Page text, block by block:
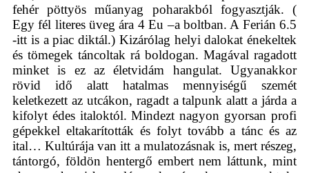
fehér pöttyös műanyag poharakból fogyasztják. (
Egy fél literes üveg ára 4 Eu –a boltban. A Ferián 6.5
-itt is a piac diktál.) Kizárólag helyi dalokat énekeltek
és tömegek táncoltak rá boldogan. Magával ragadott
minket is ez az életvidám hangulat. Ugyanakkor
rövid idő alatt hatalmas mennyiségű szemét
keletkezett az utcákon, ragadt a talpunk alatt a járda a
kifolyt édes italoktól. Mindezt nagyon gyorsan profi
gépekkel eltakarították és folyt tovább a tánc és az
ital… Kultúrája van itt a mulatozásnak is, mert részeg,
tántorgó, földön hentergő embert nem láttunk, mint